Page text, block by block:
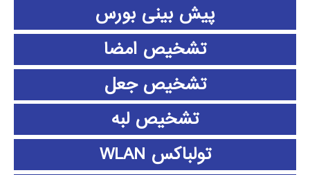
پیش بینی بورس
تشخیص امضا
تشخیص جعل
تشخیص لبه
تولباکس WLAN